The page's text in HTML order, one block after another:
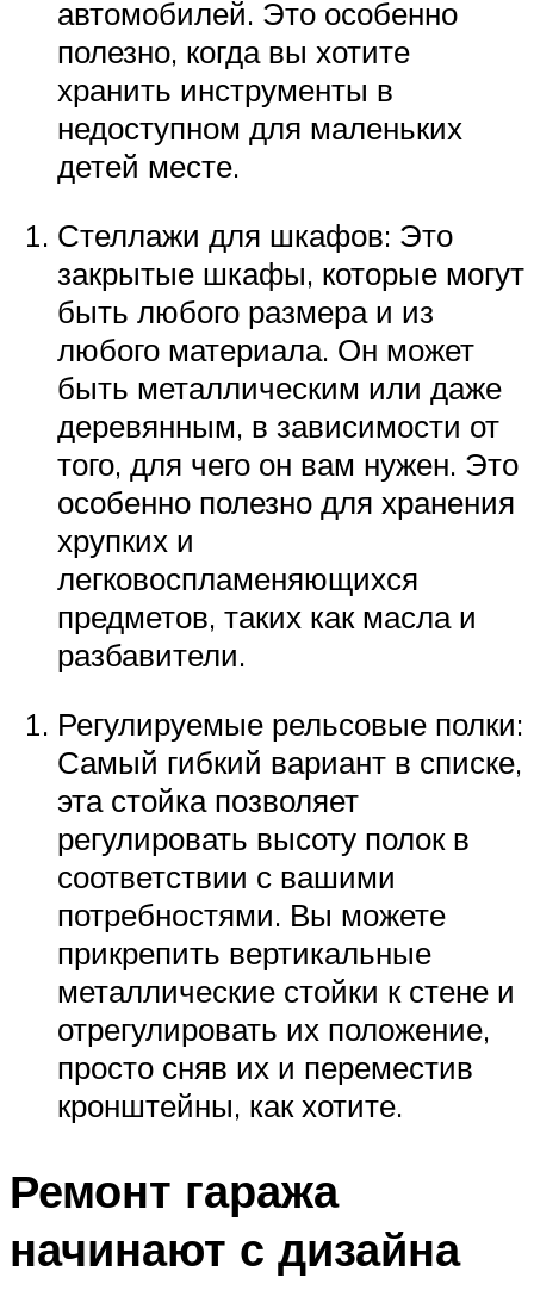
автомобилей. Это особенно
полезно, когда вы хотите
хранить инструменты в
недоступном для маленьких
детей месте.
Стеллажи для шкафов: Это
закрытые шкафы, которые могут
быть любого размера и из
любого материала. Он может
быть металлическим или даже
деревянным, в зависимости от
того, для чего он вам нужен. Это
особенно полезно для хранения
хрупких и
легковоспламеняющихся
предметов, таких как масла и
разбавители.
Регулируемые рельсовые полки:
Самый гибкий вариант в списке,
эта стойка позволяет
регулировать высоту полок в
соответствии с вашими
потребностями. Вы можете
прикрепить вертикальные
металлические стойки к стене и
отрегулировать их положение,
просто сняв их и переместив
кронштейны, как хотите.
Ремонт гаража
начинают с дизайна